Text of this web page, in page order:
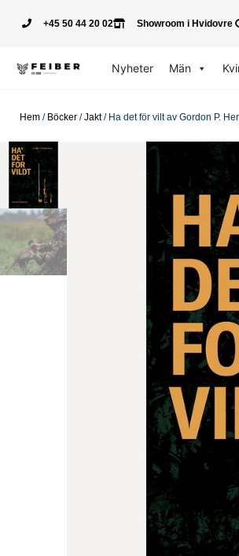
+45 50 44 20 02 Showroom i Hvidovre
Nyheter Män
Hem / Böcker /Jakt/ Ha det för vilt av Gordon P.